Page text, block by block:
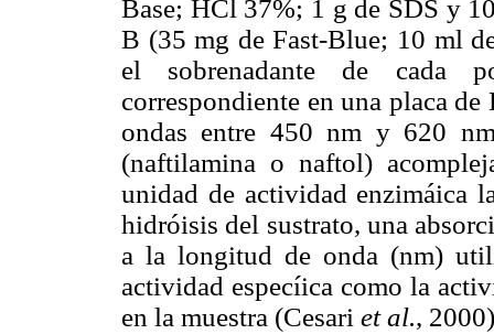
Base; HCl 37%; 1 g de SDS y
B (35 mg de Fast-Blue; 10 ml
el sobrenadante de cada
correspondiente en una placa
ondas entre 450 nm y 620
(naftilamina o naftol)
unidad de actividad enzimáica
hidróisis del sustrato, una
a la longitud de onda (nm)
actividad especíica como la
en la muestra (Cesari et al.,